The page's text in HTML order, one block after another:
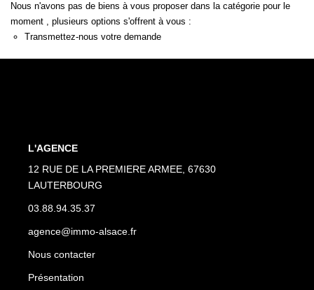
PRÉSENTATION
Nous n'avons pas de biens à vous proposer dans la catégorie pour le
moment , plusieurs options s'offrent à vous :
Transmettez-nous votre demande
L'AGENCE
12 RUE DE LA PREMIERE ARMEE, 67630
LAUTERBOURG
03.88.94.35.37
agence@immo-alsace.fr
Nous contacter
Présentation